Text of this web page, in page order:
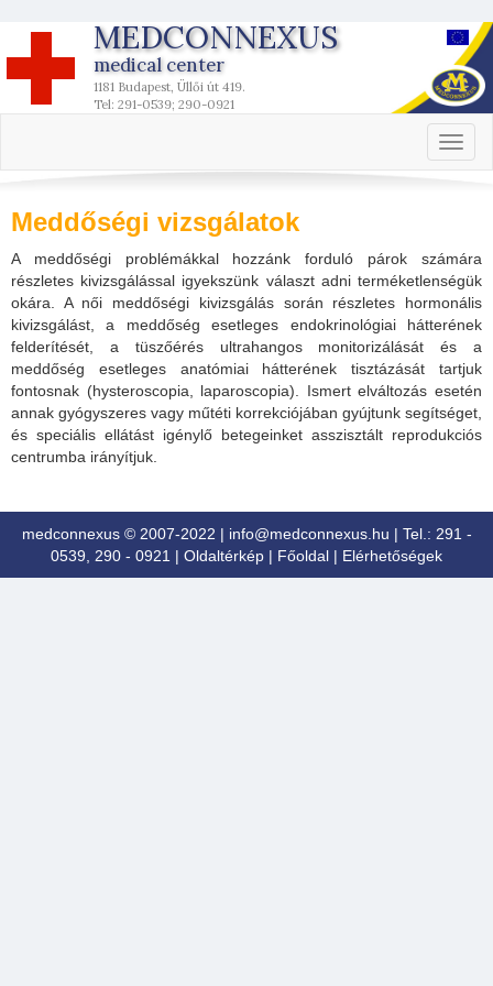
MEDCONNEXUS
medical center
1181 Budapest, Üllői út 419.
Tel: 291-0539; 290-0921
Meddőségi vizsgálatok
A meddőségi problémákkal hozzánk forduló párok számára
részletes kivizsgálással igyekszünk választ adni terméketlenségük
okára. A női meddőségi kivizsgálás során részletes hormonális
kivizsgálást, a meddőség esetleges endokrinológiai hátterének
felderítését, a tüszőérés ultrahangos monitorizálását és a
meddőség esetleges anatómiai hátterének tisztázását tartjuk
fontosnak (hysteroscopia, laparoscopia). Ismert elváltozás esetén
annak gyógyszeres vagy műtéti korrekciójában gyújtunk segítséget,
és speciális ellátást igénylő betegeinket asszisztált reprodukciós
centrumba irányítjuk.
medconnexus © 2007-2022 | info@medconnexus.hu | Tel.: 291 -
0539, 290 - 0921 | Oldaltérkép | Főoldal | Elérhetőségek